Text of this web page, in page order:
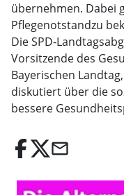
übernehmen. Dabei
Pflegenotstandzu
Die SPD-
Vorsitzende des
Bayerischen
diskutiert über die
bessere
email